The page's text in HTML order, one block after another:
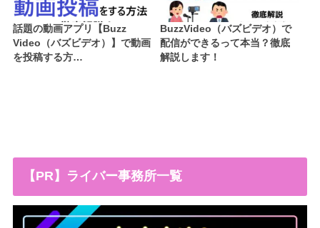
話題の動画アプリ【Buzz
Video（バズビデオ）】で動画
を投稿する方…
BuzzVideo（バズビデオ）で
配信ができるって本当？徹底
解説します！
【PR】ライバー事務所一覧